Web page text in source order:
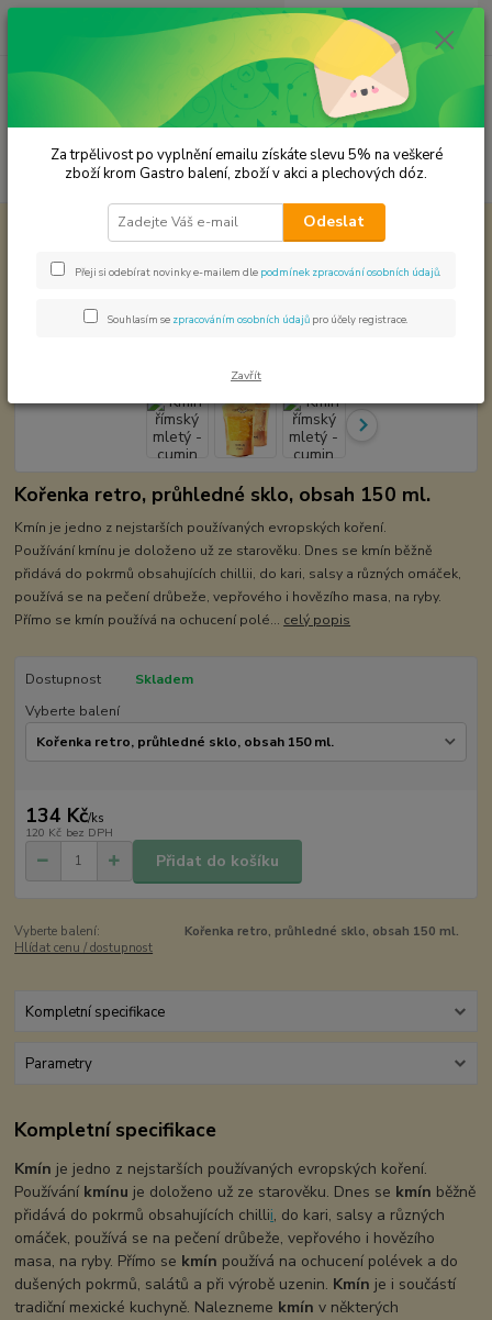
Menu
Hledat
ks
za 0,00 Kč
Premium koření Kmín římský mletý - cumin Prémiová kvalita
Kmín římský mletý - cumin
Prémiová kvalita
Kořenka retro, průhledné sklo, obsah 150 ml.
Kmín je jedno z nejstarších používaných evropských koření.
Používání kmínu je doloženo už ze starověku. Dnes se kmín běžně
přidává do pokrmů obsahujících chillii, do kari, salsy a různých omáček,
používá se na pečení drůbeže, vepřového i hovězího masa, na ryby.
Přímo se kmín používá na ochucení polé... celý popis
Dostupnost
Skladem
Vyberte balení
134 Kč/ks
120 Kč bez DPH
Přidat do košíku
Vyberte balení:
Kořenka retro, průhledné sklo, obsah 150 ml.
Hlídat cenu / dostupnost
Kompletní specifikace
Parametry
Kompletní specifikace
Kmín je jedno z nejstarších používaných evropských koření.
Používání kmínu je doloženo už ze starověku. Dnes se kmín běžně
přidává do pokrmů obsahujících chillii, do kari, salsy a různých
omáček, používá se na pečení drůbeže, vepřového i hovězího
masa, na ryby. Přímo se kmín používá na ochucení polévek a do
dušených pokrmů, salátů a při výrobě uzenin. Kmín je i součástí
tradiční mexické kuchyně. Nalezneme kmín v některých
Za trpělivost po vyplnění emailu získáte slevu 5% na veškeré
zboží krom Gastro balení, zboží v akci a plechových dóz.
Odeslat
Přeji si odebírat novinky e-mailem dle podmínek zpracování osobních údajů
Souhlasím se zpracováním osobních údajů pro účely registrace.
Zavřít